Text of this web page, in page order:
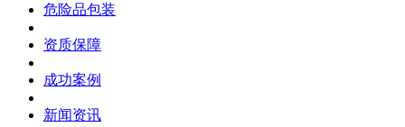
危险品包装
资质保障
成功案例
新闻资讯